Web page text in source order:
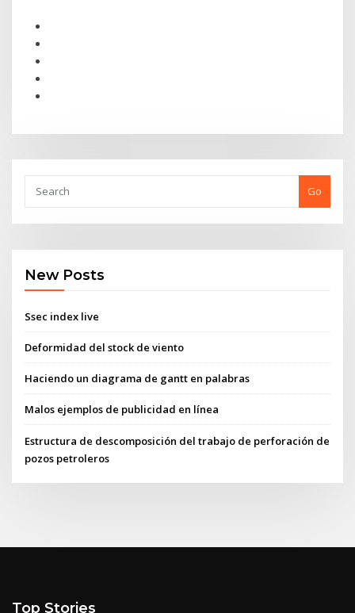
Go
New Posts
Ssec index live
Deformidad del stock de viento
Haciendo un diagrama de gantt en palabras
Malos ejemplos de publicidad en línea
Estructura de descomposición del trabajo de perforación de
pozos petroleros
Top Stories